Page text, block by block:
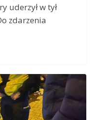
uderzył w tył
zdarzenia